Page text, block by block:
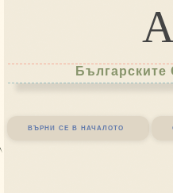
върни се в началото